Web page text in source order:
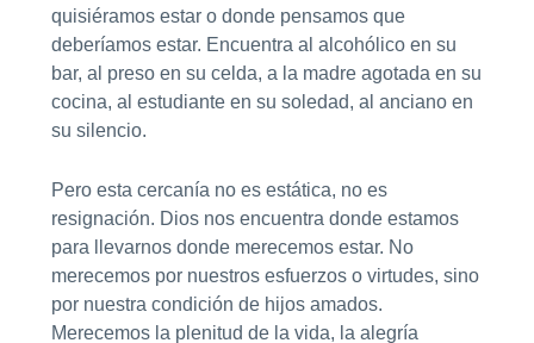
quisiéramos estar o donde pensamos que
deberíamos estar. Encuentra al alcohólico en su
bar, al preso en su celda, a la madre agotada en su
cocina, al estudiante en su soledad, al anciano en
su silencio.
Pero esta cercanía no es estática, no es
resignación. Dios nos encuentra donde estamos
para llevarnos donde merecemos estar. No
merecemos por nuestros esfuerzos o virtudes, sino
por nuestra condición de hijos amados.
Merecemos la plenitud de la vida, la alegría